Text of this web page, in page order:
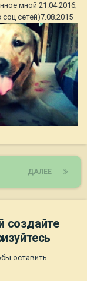
мной 21.04.2016;
сетей)7.08.2015
ДАЛЕЕ
создайте
оставить